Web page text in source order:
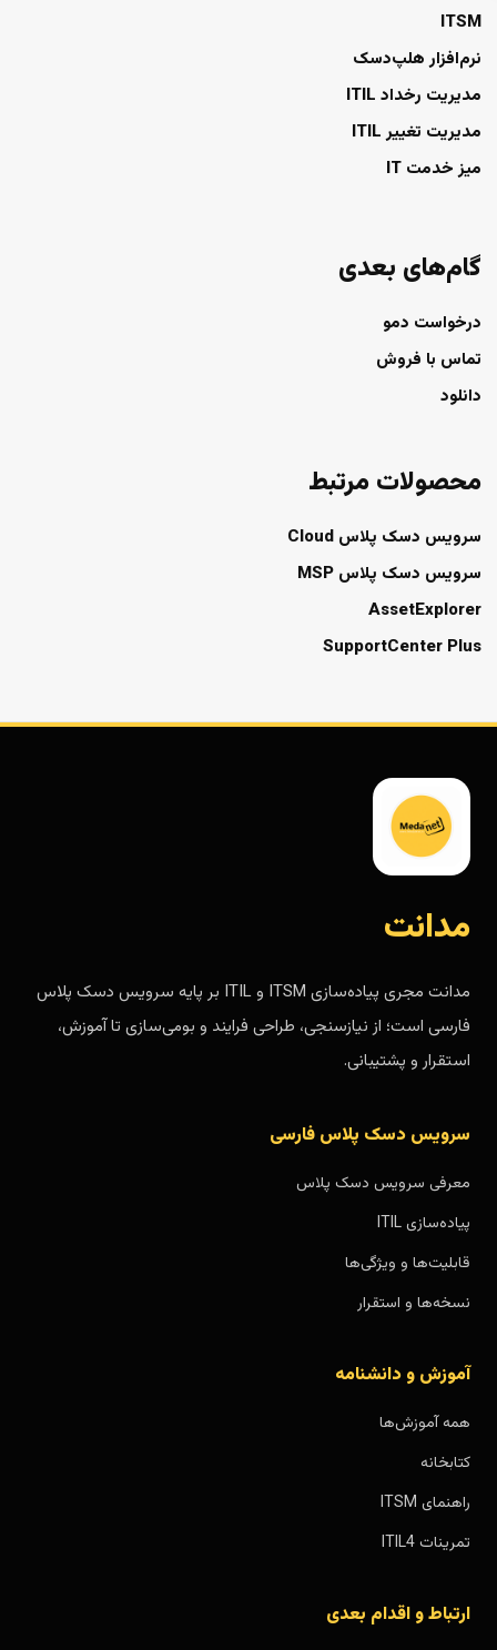
ITSM
نرم‌افزار هلپ‌دسک
مدیریت رخداد ITIL
مدیریت تغییر ITIL
میز خدمت IT
گام‌های بعدی
درخواست دمو
تماس با فروش
دانلود
محصولات مرتبط
سرویس دسک پلاس Cloud
سرویس دسک پلاس MSP
AssetExplorer
SupportCenter Plus
مدانت
مدانت مجری پیاده‌سازی ITSM و ITIL بر پایه سرویس دسک پلاس
فارسی است؛ از نیازسنجی، طراحی فرایند و بومی‌سازی تا آموزش،
استقرار و پشتیبانی.
سرویس دسک پلاس فارسی
معرفی سرویس دسک پلاس
پیاده‌سازی ITIL
قابلیت‌ها و ویژگی‌ها
نسخه‌ها و استقرار
آموزش و دانشنامه
همه آموزش‌ها
کتابخانه
راهنمای ITSM
تمرینات ITIL4
ارتباط و اقدام بعدی